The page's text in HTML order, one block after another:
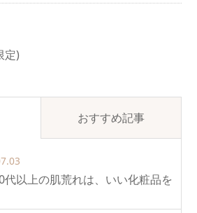
定)
おすすめ記事
代以上の肌荒れは、いい化粧品を